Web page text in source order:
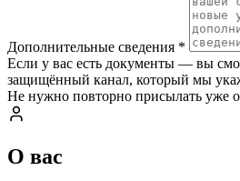
Дополнительные сведения *
Если у вас есть документы — вы
защищённый канал, который мы
Не нужно повторно присылать уже
О вас